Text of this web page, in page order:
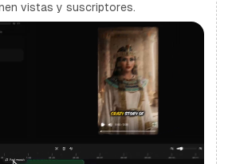
vistas y suscriptores.